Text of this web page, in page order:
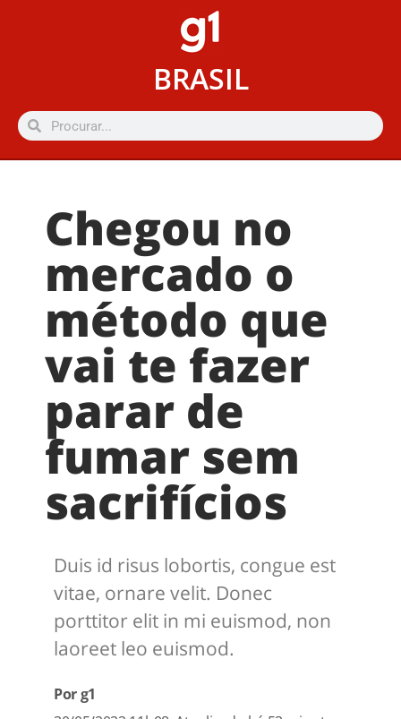
BRASIL
Chegou no
mercado o
método que
vai te fazer
parar de
fumar sem
sacrifícios
Duis id risus lobortis, congue est
vitae, ornare velit. Donec
porttitor elit in mi euismod, non
laoreet leo euismod.
Por g1